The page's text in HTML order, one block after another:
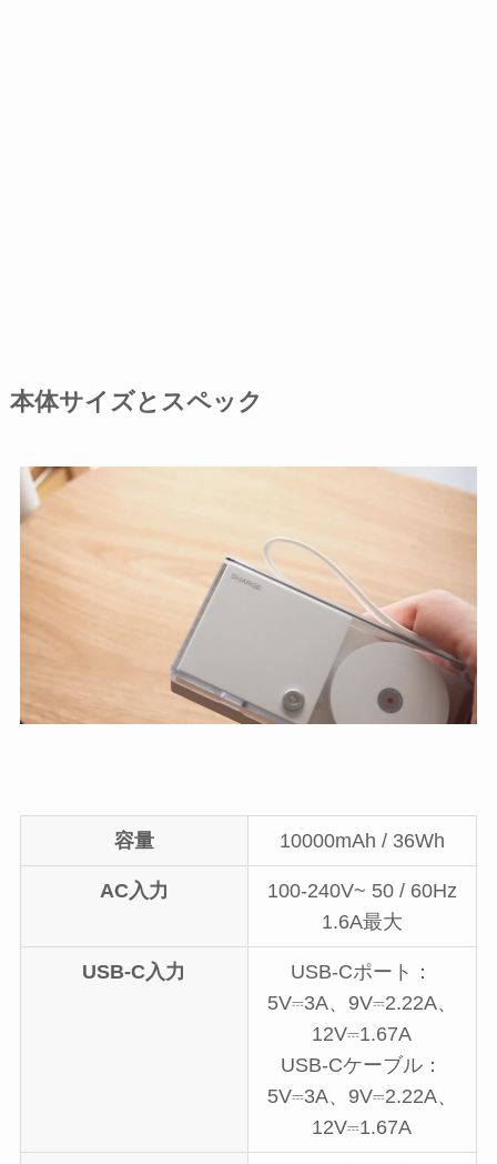
本体サイズとスペック
容量 10000mAh / 36Wh
AC入力
100-240V~ 50 / 60Hz
1.6A最大
USB-C入力
USB-Cポート：
5V⎓3A、9V⎓2.22A、
12V⎓1.67A
USB-Cケーブル：
5V⎓3A、9V⎓2.22A、
12V⎓1.67A